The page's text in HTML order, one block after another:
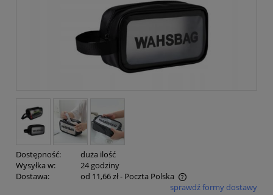
Dostępność:
duża ilość
Wysyłka w:
24 godziny
Dostawa:
od 11,66 zł- Poczta Polska
Cena nie zawiera ewentualnych kosztów płatnościsprawdź formy dostawy